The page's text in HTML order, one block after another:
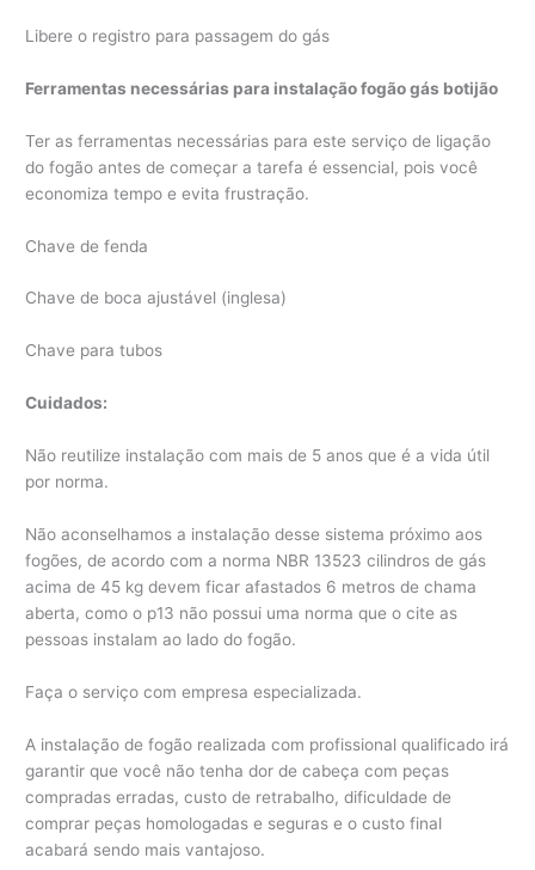
Libere o registro para passagem do gás
Ferramentas necessárias para instalação fogão gás botijão
Ter as ferramentas necessárias para este serviço de ligação
do fogão antes de começar a tarefa é essencial, pois você
economiza tempo e evita frustração.
Chave de fenda
Chave de boca ajustável (inglesa)
Chave para tubos
Cuidados:
Não reutilize instalação com mais de 5 anos que é a vida útil
por norma.
Não aconselhamos a instalação desse sistema próximo aos
fogões, de acordo com a norma NBR 13523 cilindros de gás
acima de 45 kg devem ficar afastados 6 metros de chama
aberta, como o p13 não possui uma norma que o cite as
pessoas instalam ao lado do fogão.
Faça o serviço com empresa especializada.
A instalação de fogão realizada com profissional qualificado irá
garantir que você não tenha dor de cabeça com peças
compradas erradas, custo de retrabalho, dificuldade de
comprar peças homologadas e seguras e o custo final
acabará sendo mais vantajoso.